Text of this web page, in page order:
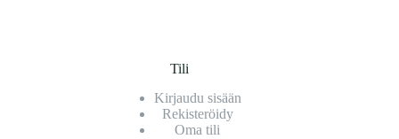
Tili
Kirjaudu sisään
Rekisteröidy
Oma tili